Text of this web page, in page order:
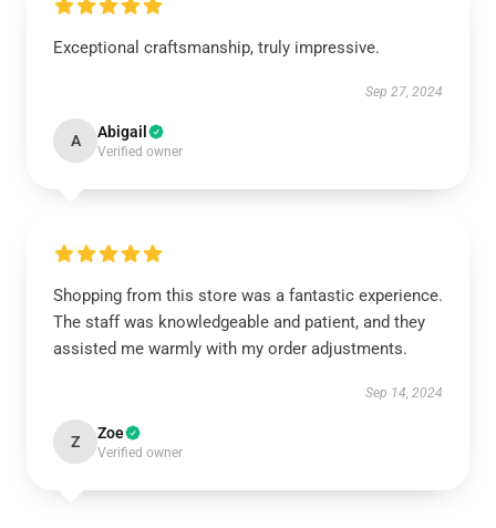
Exceptional craftsmanship, truly impressive.
Sep 27, 2024
A Abigail
Verified owner
Shopping from this store was a fantastic experience.
The staff was knowledgeable and patient, and they
assisted me warmly with my order adjustments.
Sep 14, 2024
Z Zoe
Verified owner